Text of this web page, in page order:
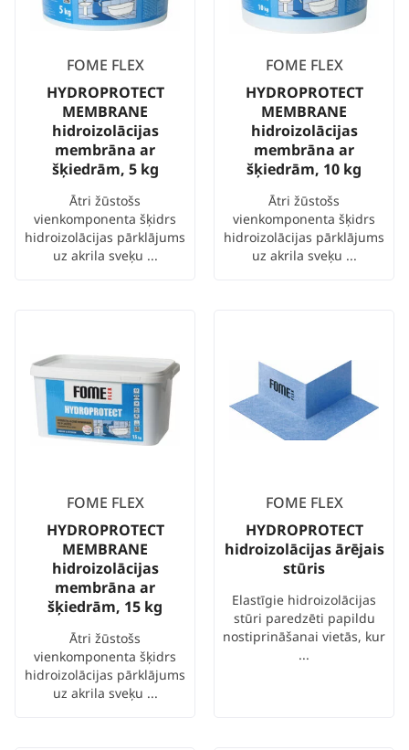
FOME FLEX
HYDROPROTECT
MEMBRANE
hidroizolācijas
membrāna ar
šķiedrām, 5 kg
Ātri žūstošs
vienkomponenta šķidrs
hidroizolācijas pārklājums
uz akrila sveķu ...
FOME FLEX
HYDROPROTECT
MEMBRANE
hidroizolācijas
membrāna ar
šķiedrām, 10 kg
Ātri žūstošs
vienkomponenta šķidrs
hidroizolācijas pārklājums
uz akrila sveķu ...
FOME FLEX
HYDROPROTECT
MEMBRANE
hidroizolācijas
membrāna ar
šķiedrām, 15 kg
Ātri žūstošs
vienkomponenta šķidrs
hidroizolācijas pārklājums
uz akrila sveķu ...
FOME FLEX
HYDROPROTECT
hidroizolācijas ārējais
stūris
Elastīgie hidroizolācijas
stūri paredzēti papildu
nostiprināšanai vietās, kur
...